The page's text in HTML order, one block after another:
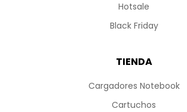
Hotsale
Black Friday
TIENDA
Cargadores Notebook
Cartuchos